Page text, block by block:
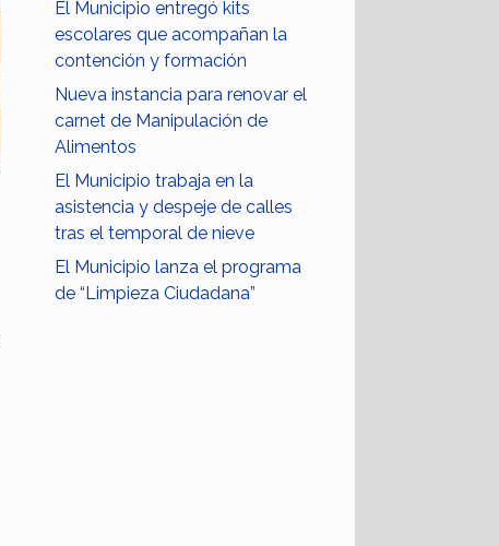
El Municipio entregó kits
escolares que acompañan la
contención y formación
Nueva instancia para renovar el
carnet de Manipulación de
Alimentos
El Municipio trabaja en la
asistencia y despeje de calles
tras el temporal de nieve
El Municipio lanza el programa
de “Limpieza Ciudadana”